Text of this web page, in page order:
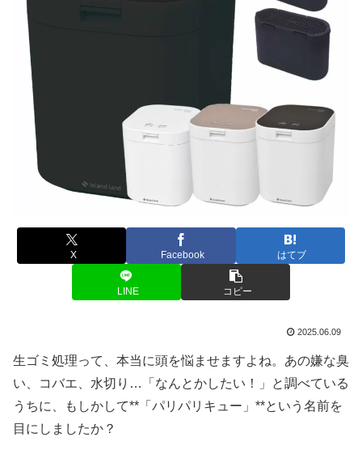
X Facebook はてブ
LINE コピー
2025.06.09
生ゴミ処理って、本当に頭を悩ませますよね。あの嫌な臭
い、コバエ、水切り…「なんとかしたい！」と調べている
うちに、もしかして**「パリパリキュー」**という名前を
目にしましたか？